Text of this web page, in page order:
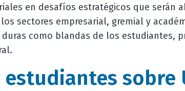
en desafíos estratégicos que serán
sectores empresarial, gremial y
como blandas de los estudiantes,
sobre